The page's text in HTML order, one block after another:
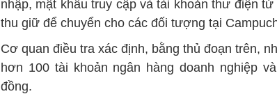
nhập, mật khẩu truy cập và tài khoản thư điện
thu giữ để chuyển cho các đối tượng tại
Cơ quan điều tra xác định, bằng thủ đoạn trên,
hơn 100 tài khoản ngân hàng doanh nghiệp
đồng.